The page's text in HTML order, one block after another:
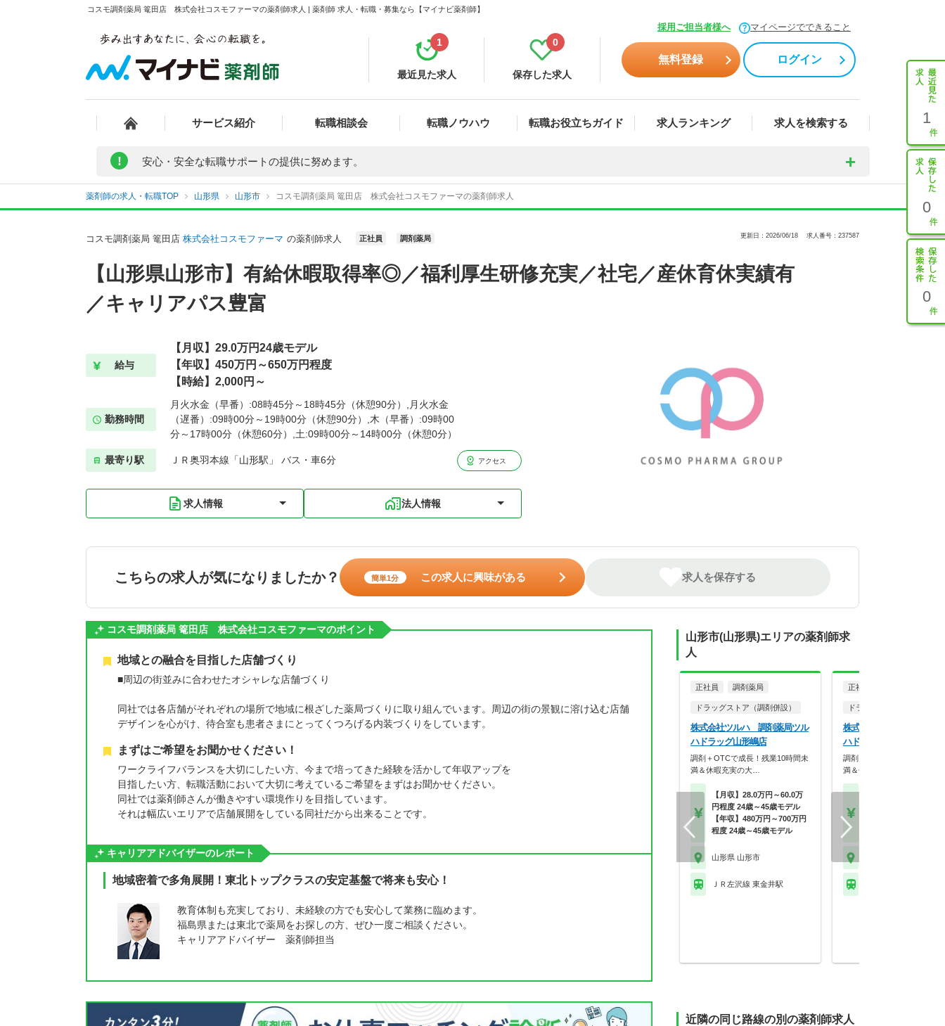
コスモ調剤薬局 篭田店 株式会社コスモファーマの薬剤師求人 | 薬剤師 求人・転職・募集なら【マイナビ薬剤師】
採用ご担当者様へ マイページでできること
最近見た求人
1
保存した求人
0
無料登録 ログイン
サービス紹介 転職相談会 転職ノウハウ 転職お役立ちガイド 求人ランキング 求人を検索する 1
0
0
! 安心・安全な転職サポートの提供に努めます。
薬剤師の求人・転職TOP 山形県 山形市 コスモ調剤薬局 篭田店 株式会社コスモファーマの薬剤師求人
コスモ調剤薬局 篭田店 株式会社コスモファーマ の薬剤師求人 正社員 調剤薬局 更新日：2026/06/18 求人番号：237587
【山形県山形市】有給休暇取得率◎／福利厚生研修充実／社宅／産休育休実績有
／キャリアパス豊富
給与
【月収】29.0万円24歳モデル
【年収】450万円～650万円程度
【時給】2,000円～
勤務時間
月火水金（早番）:08時45分～18時45分（休憩90分）,月火水金
（遅番）:09時00分～19時00分（休憩90分）,木（早番）:09時00
分～17時00分（休憩60分）,土:09時00分～14時00分（休憩0分）
最寄り駅 ＪＲ奥羽本線「山形駅」 バス・車6分 アクセス
求人情報 法人情報
こちらの求人が気になりましたか？ 簡単1分 この求人に興味がある 求人を保存する
コスモ調剤薬局 篭田店 株式会社コスモファーマのポイント
地域との融合を目指した店舗づくり
■周辺の街並みに合わせたオシャレな店舗づくり
同社では各店舗がそれぞれの場所で地域に根ざした薬局づくりに取り組んでいます。周辺の街の景観に溶け込む店舗
デザインを心がけ、待合室も患者さまにとってくつろげる内装づくりをしています。
まずはご希望をお聞かせください！
ワークライフバランスを大切にしたい方、今まで培ってきた経験を活かして年収アップを
目指したい方、転職活動において大切に考えているご希望をまずはお聞かせください。
同社では薬剤師さんが働きやすい環境作りを目指しています。
それは幅広いエリアで店舗展開をしている同社だから出来ることです。
キャリアアドバイザーのレポート
地域密着で多角展開！東北トップクラスの安定基盤で将来も安心！
教育体制も充実しており、未経験の方でも安心して業務に臨めます。
福島県または東北で薬局をお探しの方、ぜひ一度ご相談ください。
キャリアアドバイザー 薬剤師担当
山形市(山形県)エリアの薬剤師求
人
正社員 調剤薬局
ドラッグストア（調剤併設）
株式会社ツルハ 調剤薬局ツル
ハドラッグ山形嶋店
調剤＋OTCで成長！残業10時間未
満＆休暇充実の大…
【月収】28.0万円～60.0万
円程度 24歳～45歳モデル
【年収】480万円～700万円
程度 24歳～45歳モデル
山形県 山形市
ＪＲ左沢線 東金井駅
正社員
ドラッグストア（調剤併設
株式会社ツルハ 調剤薬
ハドラッグ山形清住店
調剤＋OTCで成長！残業10
満＆休暇充実の大…
近隣の同じ路線の別の薬剤師求人